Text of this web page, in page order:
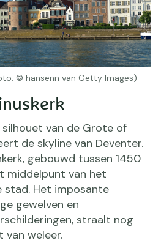
© hansenn van Getty Images)
van de Grote of
de skyline van Deventer.
gebouwd tussen 1450
middelpunt van het
stad. Het imposante
gewelven en
straalt nog
van weleer.